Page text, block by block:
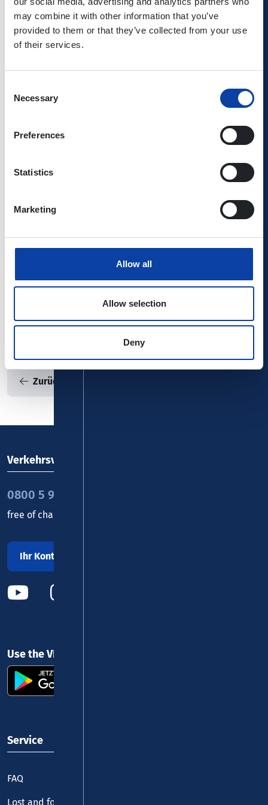
may combine it with other information that you’ve
provided to them or that they’ve collected from your use
of their services.
Selection
Necessary
Preferences
Statistics
Marketing
Allow all
Allow selection
Deny
Veranstaltungsdetails:
Veranstaltungsdatum: 19. Juli 2026
Beginn: 18.00 Uhr
Kontakt
Telefon: 06742-8962600
stadthalle@boppard.d
Zurück zur Übersicht
Verkehrsverbund Rhein-Mosel GmbH
0800 5 986 986
free of charge daily 8 - 20 h
Ihr Kontakt zu uns
Use the VRM app and get started
Service
FAQ
Lost and found